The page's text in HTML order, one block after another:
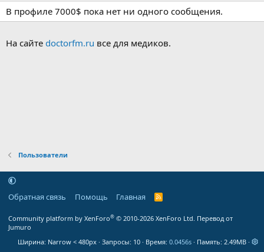
В профиле 7000$ пока нет ни одного сообщения.
На сайте doctorfm.ru все для медиков.
Пользователи
Обратная связь Помощь Главная
R
Community platform by XenForo® © 2010-2026 XenForo Ltd. Перевод от
Jumuro
Ширина
Запросы 10 Время 0.0456s Память 2.49MB